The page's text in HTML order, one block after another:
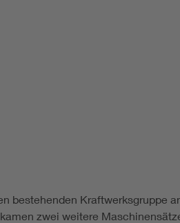
bestehenden Kraftwerksgruppe
zwei weitere